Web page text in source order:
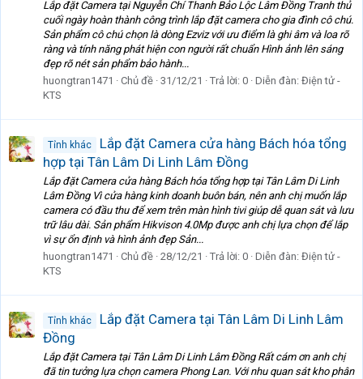
Lắp đặt Camera tại Nguyễn Chí Thanh Bảo Lộc Lâm Đồng Tranh thủ
cuối ngày hoàn thành công trình lắp đặt camera cho gia đình cô chú.
Sản phẩm cô chú chọn là dòng Ezviz với ưu điểm là ghi âm và loa rõ
ràng và tính năng phát hiện con người rất chuẩn Hình ảnh lên sáng
đẹp rõ nét sản phẩm bảo hành...
huongtran1471
Chủ đề 31/12/21 Trả lời: 0 Diễn đàn: Điện tử -
KTS
Tỉnh khác
Lắp đặt Camera cửa hàng Bách hóa tổng
hợp tại Tân Lâm Di Linh Lâm Đồng
Lắp đặt Camera cửa hàng Bách hóa tổng hợp tại Tân Lâm Di Linh
Lâm Đồng Vì cửa hàng kinh doanh buôn bán, nên anh chị muốn lắp
camera có đầu thu để xem trên màn hình tivi giúp dễ quan sát và lưu
trữ lâu dài. Sản phẩm Hikvison 4.0Mp được anh chị lựa chọn để lắp
vì sự ổn định và hình ảnh đẹp Sản...
huongtran1471
Chủ đề 28/12/21 Trả lời: 0 Diễn đàn: Điện tử -
KTS
Tỉnh khác
Lắp đặt Camera tại Tân Lâm Di Linh Lâm
Đồng
Lắp đặt Camera tại Tân Lâm Di Linh Lâm Đồng Rất cám ơn anh chị
đã tin tưởng lựa chọn camera Phong Lan. Với nhu quan sát kho phân